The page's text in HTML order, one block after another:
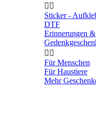
 
Sticker -
DTF
Erinnerungen &
 
Für Menschen
Für Haustiere
Mehr